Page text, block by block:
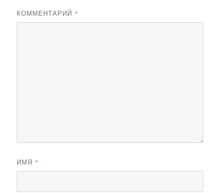
КОММЕНТАРИЙ *
ИМЯ *